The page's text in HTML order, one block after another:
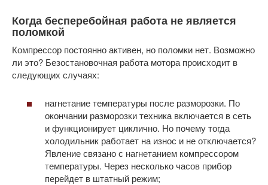
Когда бесперебойная работа не является
поломкой
Компрессор постоянно активен, но поломки нет. Возможно
ли это? Безостановочная работа мотора происходит в
следующих случаях:
нагнетание температуры после разморозки. По
окончании разморозки техника включается в сеть
и функционирует циклично. Но почему тогда
холодильник работает на износ и не отключается?
Явление связано с нагнетанием компрессором
температуры. Через несколько часов прибор
перейдет в штатный режим;